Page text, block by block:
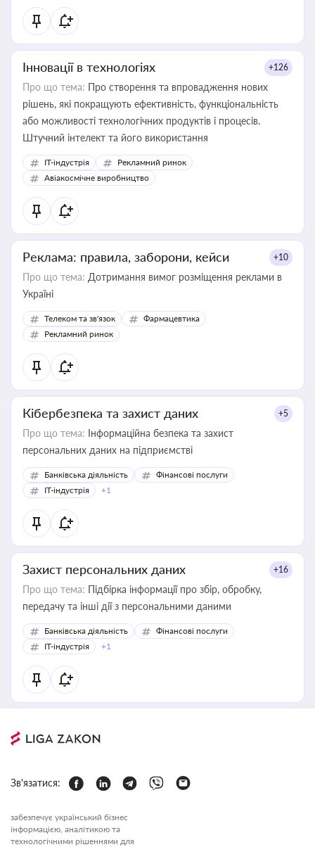
Інновації в технологіях +126
Про що тема: Про створення та впровадження нових
рішень, які покращують ефективність, функціональність
або можливості технологічних продуктів і процесів.
Штучний інтелект та його використання
IT-індустрія
Рекламний ринок
Авіакосмічне виробництво
Реклама: правила, заборони, кейси +10
Про що тема: Дотримання вимог розміщення реклами в
Україні
Телеком та зв'язок
Фармацевтика
Рекламний ринок
Кібербезпека та захист даних +5
Про що тема: Інформаційна безпека та захист
персональних даних на підприємстві
Банківська діяльність
Фінансові послуги
IT-індустрія
+1
Захист персональних даних +16
Про що тема: Підбірка інформації про збір, обробку,
передачу та інші дії з персональними даними
Банківська діяльність
Фінансові послуги
IT-індустрія
+1
Зв'язатися:
забезпечує український бізнес
інформацією, аналітикою та
технологічними рішеннями для